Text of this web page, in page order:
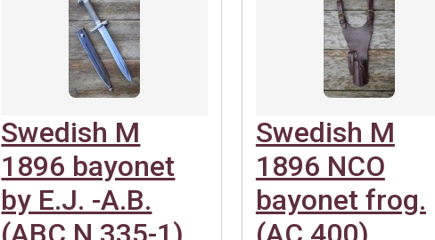
Swedish M
1896 bayonet
by E.J. -A.B.
Swedish M
1896 NCO
bayonet frog.